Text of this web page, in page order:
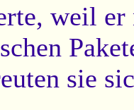
weil
sie